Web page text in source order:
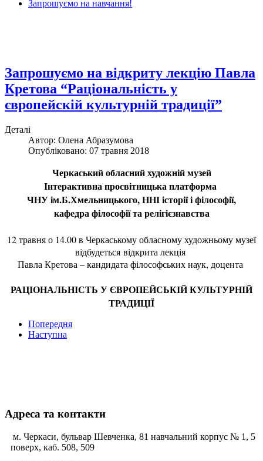
Запрошуємо на навчання!
Запрошуємо на відкриту лекцію Павла
Кретова “Раціональність у
європейскій культурній традиції”
Деталі
Автор: Олена Абразумова
Опубліковано: 07 травня 2018
Черкаський обласний художній музей
Інтерактивна просвітницька платформа
ЧНУ ім.Б.Хмельницького, ННІ історії і філософії,
кафедра філософії та релігієзнавства
12 травня о 14.00 в Черкаському обласному художньому музеї
відбудеться відкрита лекція
Павла Кретова – кандидата філософських наук, доцента
РАЦІОНАЛЬНІСТЬ У ЄВРОПЕЙСЬКІЙ КУЛЬТУРНІЙ
ТРАДИЦІЇ
Попередня
Наступна
Адреса та контакти
м. Черкаси, бульвар Шевченка, 81 навчальний корпус № 1, 5
поверх, каб. 508, 509